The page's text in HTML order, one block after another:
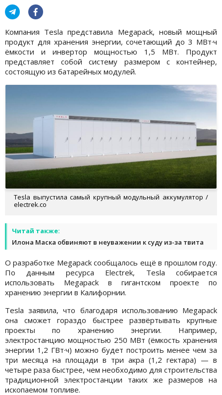
Компания Tesla представила Megapack, новый мощный
продукт для хранения энергии, сочетающий до 3 МВт·ч
ёмкости и инвертор мощностью 1,5 МВт. Продукт
представляет собой систему размером с контейнер,
состоящую из батарейных модулей.
Tesla выпустила самый крупный модульный аккумулятор /
electrek.co
Читай также:
Илона Маска обвиняют в неуважении к суду из-за твита
О разработке Megapack сообщалось ещё в прошлом году.
По данным ресурса Electrek, Tesla собирается
использовать Megapack в гигантском проекте по
хранению энергии в Калифорнии.
Tesla заявила, что благодаря использованию Megapack
она сможет гораздо быстрее развёртывать крупные
проекты по хранению энергии. Например,
электростанцию мощностью 250 МВт (ёмкость хранения
энергии 1,2 ГВт·ч) можно будет построить менее чем за
три месяца на площади в три акра (1,2 гектара) — в
четыре раза быстрее, чем необходимо для строительства
традиционной электростанции таких же размеров на
ископаемом топливе.